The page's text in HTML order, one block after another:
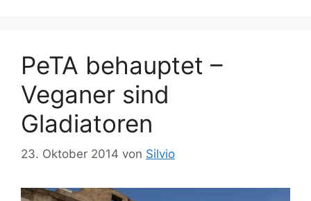
i
e
n
w
r
t
e
r
PeTA behauptet –
Veganer sind
Gladiatoren
23. Oktober 2014 von Silvio